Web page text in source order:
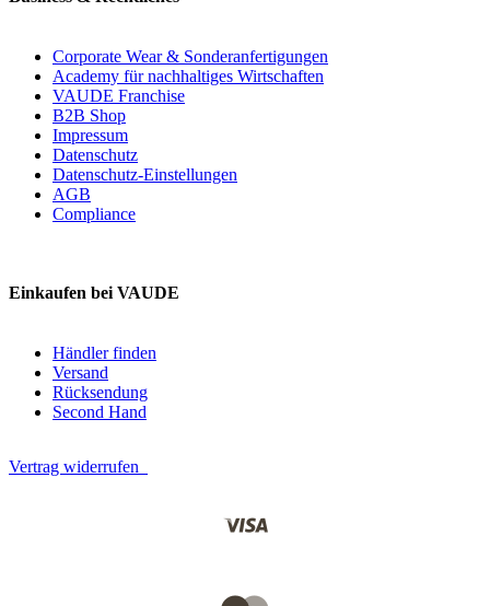
Corporate Wear & Sonderanfertigungen
Academy für nachhaltiges Wirtschaften
VAUDE Franchise
B2B Shop
Impressum
Datenschutz
Datenschutz-Einstellungen
AGB
Compliance
Einkaufen bei VAUDE
Händler finden
Versand
Rücksendung
Second Hand
Vertrag widerrufen